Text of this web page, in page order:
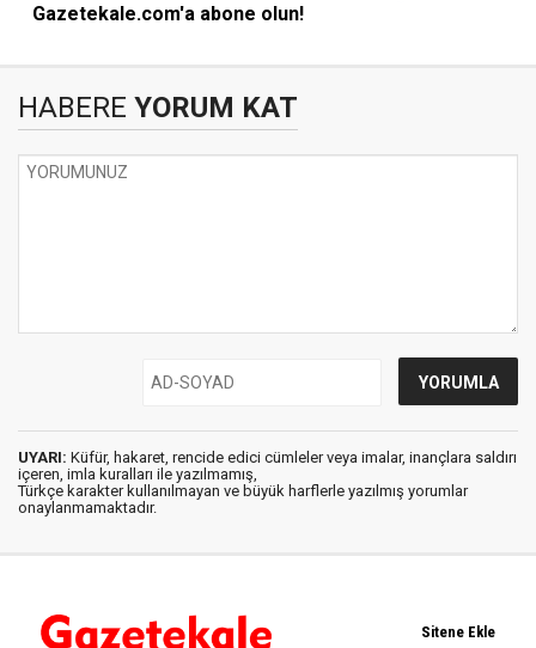
Gazetekale.com'a abone olun!
HABERE YORUM KAT
UYARI: Küfür, hakaret, rencide edici cümleler veya imalar, inançlara saldırı
içeren, imla kuralları ile yazılmamış,
Türkçe karakter kullanılmayan ve büyük harflerle yazılmış yorumlar
onaylanmamaktadır.